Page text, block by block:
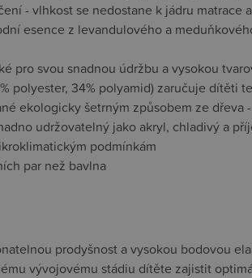
- vlhkost se nedostane k jádru
esence z levandulového a
pro svou snadnou údržbu a vysokou
polyester, 34% polyamid) zaručuje dítěti
ekologicky šetrným způsobem ze dřeva
udržovatelný jako akryl, chladivý a
podmínkám
par než bavlna
prodyšnost a vysokou bodovou
vývojovému stádiu dítěte zajistit